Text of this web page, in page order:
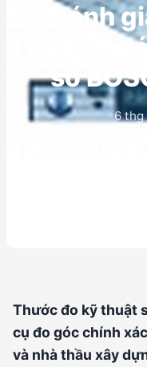
Đánh
về
số
6 thg
Thước đo kỹ thuật
cụ đo góc chính
và nhà thầu xây